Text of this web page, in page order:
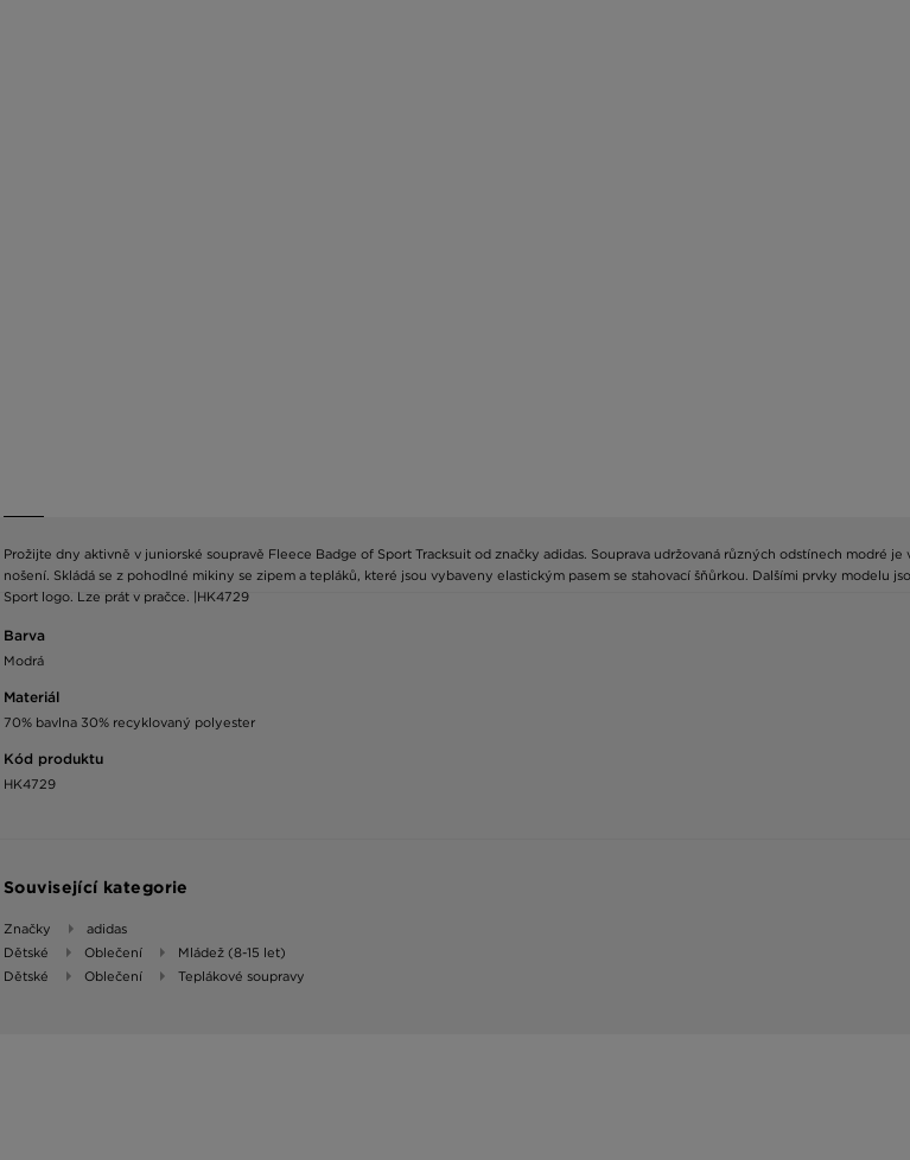
Prožijte dny aktivně v juniorské soupravě Fleece Badge of Sport Tracksuit od značky adidas. Souprava udržovaná různých odstínech
nošení. Skládá se z pohodlné mikiny se zipem a tepláků, které jsou vybaveny elastickým pasem se stahovací šňůrkou. Dalšími prvky modelu
Sport logo. Lze prát v pračce. |HK4729
Barva
Modrá
Materiál
70% bavlna 30% recyklovaný polyester
Kód produktu
HK4729
Související kategorie
Značky
adidas
Dětské
Oblečení
Mládež (8-15 let)
Dětské
Oblečení Teplákové soupravy